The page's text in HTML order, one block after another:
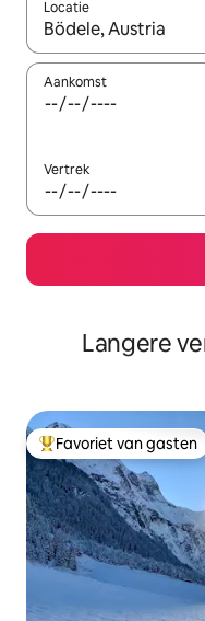
Locatie
Wanneer er
Aankomst
Vertrek
Langere
Topfavoriet van gasten
Favoriet van gasten